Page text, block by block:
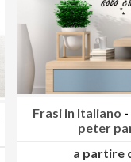
Frasi in Italiano -
peter
a partire